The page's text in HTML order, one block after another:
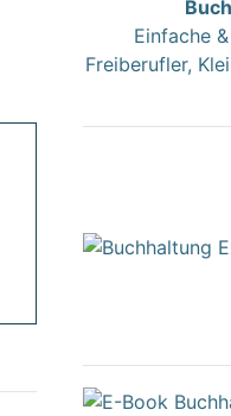
Einfache
Freiberufler,